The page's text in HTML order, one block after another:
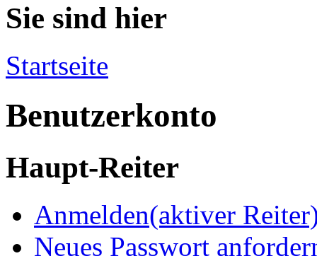
Sie sind hier
Startseite
Benutzerkonto
Haupt-Reiter
Anmelden(aktiver
Neues Passwort